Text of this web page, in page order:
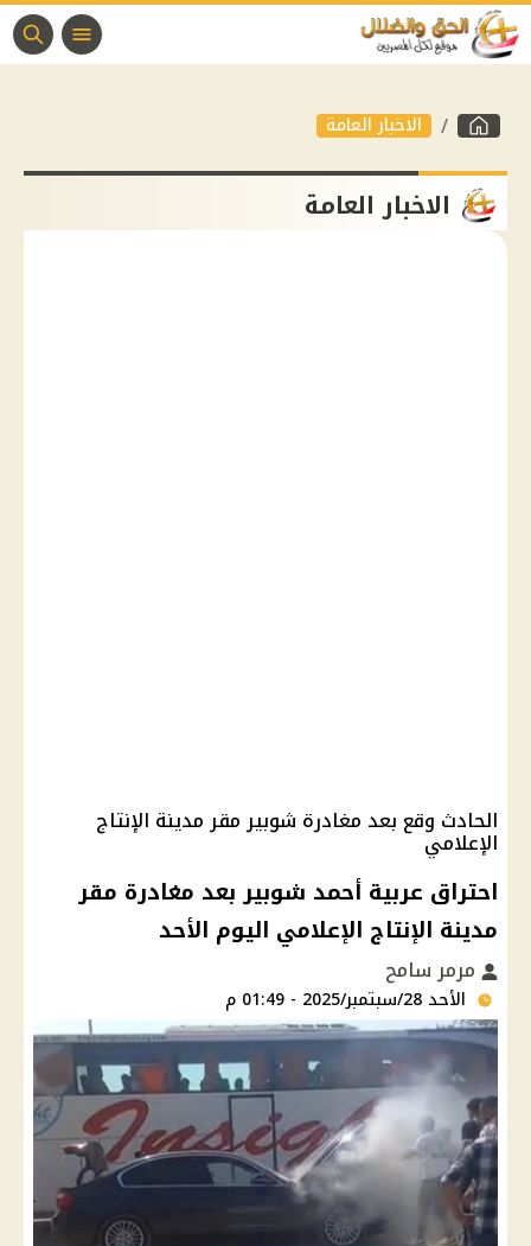
الاخبار العامة
الاخبار العامة
الحادث وقع بعد مغادرة شوبير مقر مدينة الإنتاج
الإعلامي
احتراق عربية أحمد شوبير بعد مغادرة مقر
مدينة الإنتاج الإعلامي اليوم الأحد
مرمر سامح
الأحد 28/سبتمبر/2025 - 01:49 م